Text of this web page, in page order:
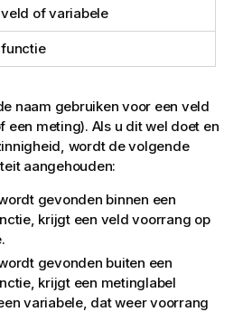
veld of variabele
functie
naam gebruiken voor een veld
een meting). Als u dit wel doet en
wordt de volgende
aangehouden:
gevonden binnen een
krijgt een veld voorrang op
gevonden buiten een
krijgt een metinglabel
variabele, dat weer voorrang